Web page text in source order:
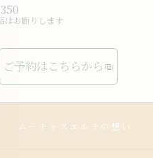
はお断りします
ご予約はこちらから
ムーチャスエルテの想い